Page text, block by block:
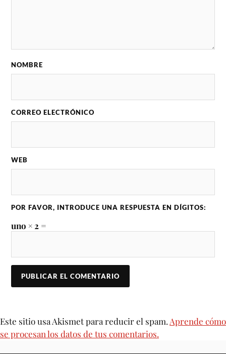
NOMBRE
CORREO ELECTRÓNICO
WEB
POR FAVOR, INTRODUCE UNA RESPUESTA EN DÍGITOS:
uno × 2 =
Este sitio usa Akismet para reducir el spam. Aprende cómo
se procesan los datos de tus comentarios.